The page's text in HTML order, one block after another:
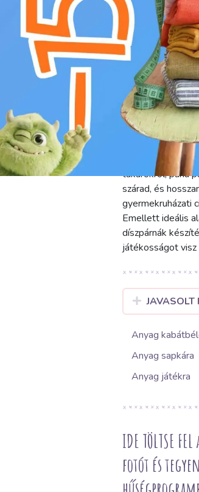
g mossuk
A Wellness
polár anyag,
bársonyosan
játékos minta
g/m2 súlyú,
és strapabíró. A
takarókról, puha
szárad, és
gyermekruházati
Emellett ideális
díszpárnák
játékosságot visz
Anyag
Anyag sapkára
Anyag játékra
IDE TÖLTSE
fotót és